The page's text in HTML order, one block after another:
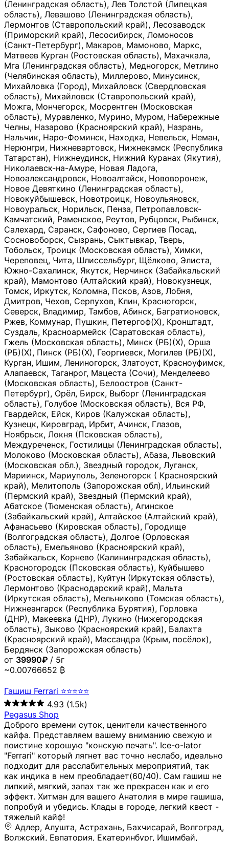
(Ленинградская область), Лев Толстой (Липецкая
область), Левашово (Ленинградская область),
Лермонтов (Ставропольский край), Лесозаводск
(Приморский край), Лесосибирск, Ломоносов
(Санкт-Петербург), Макаров, Мамоново, Маркс,
Матвеев Курган (Ростовская область), Махачкала,
Мга (Ленинградская область), Медногорск, Метлино
(Челябинская область), Миллерово, Минусинск,
Михайловка (Город), Михайловск (Свердловская
область), Михайловск (Ставропольский край),
Можга, Мончегорск, Мосрентген (Московская
область), Муравленко, Мурино, Муром, Набережные
Челны, Назарово (Красноярский край), Назрань,
Нальчик, Наро-Фоминск, Находка, Невельск, Неман,
Нерюнгри, Нижневартовск, Нижнекамск (Республика
Татарстан), Нижнеудинск, Нижний Куранах (Якутия),
Николаевск-на-Амуре, Новая Ладога,
Новоалександровск, Новоалтайск, Нововоронеж,
Новое Девяткино (Ленинградская область),
Новокуйбышевск, Новотроицк, Новоульяновск,
Новоуральск, Норильск, Пенза, Петропавловск-
Камчатский, Раменское, Реутов, Рубцовск, Рыбинск,
Салехард, Саранск, Сафоново, Сергиев Посад,
Сосновоборск, Сызрань, Сыктывкар, Тверь,
Тобольск, Троицк (Московская область), Химки,
Череповец, Чита, Шлиссельбург, Щёлково, Элиста,
Южно-Сахалинск, Якутск, Нерчинск (Забайкальский
край), Мамонтово (Алтайский край), Новокузнецк,
Томск, Иркутск, Коломна, Псков, Азов, Лобня,
Дмитров, Чехов, Серпухов, Клин, Красногорск,
Северск, Владимир, Тамбов, Абинск, Багратионовск,
Ржев, Коммунар, Пушкин, Петергоф(Х), Кронштадт,
Суздаль, Красноармейск (Саратовская область),
Гжель (Московская область), Минск (РБ)(Х), Орша
(РБ)(Х), Пинск (РБ)(Х), Георгиевск, Могилев (РБ)(Х),
Курган, Ишим, Лениногорск, Златоуст, Красноуфимск,
Алапаевск, Таганрог, Мацеста (Сочи), Менделеево
(Московская область), Белоостров (Санкт-
Петербург), Орёл, Бирск, Выборг (Ленинградская
область), Голубое (Московская область), Вся РФ,
Гвардейск, Ейск, Киров (Калужская область),
Кузнецк, Кировград, Ирбит, Ачинск, Глазов,
Ноябрьск, Локня (Псковская область),
Междуреченск, Гостилицы (Ленинградская область),
Молоково (Московская область), Абаза, Львовский
(Московская обл.), Звездный городок, Луганск,
Мариинск, Мариуполь, Зеленогорск ( Красноярский
край), Мелитополь (Запорожская обл), Ильинский
(Пермский край), Звездный (Пермский край),
Абатское (Тюменская область), Агинское
(Забайкальский край), Алтайское (Алтайский край),
Афанасьево (Кировская область), Городище
(Волгоградская область), Долгое (Орловская
область), Емельяново (Красноярский край),
Забайкальск, Корнево (Калининградская область),
Красногородск (Псковская область), Куйбышево
(Ростовская область), Куйтун (Иркутская область),
Лермонтово (Краснодарский край), Мальта
(Иркутская область), Мельниково (Томская область),
Нижнеангарск (Республика Бурятия), Горловка
(ДНР), Макеевка (ДНР), Лукино (Нижегородская
область), Зыково (Красноярский край), Балахта
(Красноярский край), Массандра (Крым, посёлок),
Бердянск (Запорожская область)
от 39990₽ / 5г
~0.00766652 ₿
Гашиш Ferrari ⭐⭐⭐⭐⭐
4.93 (1.5k)
Pegasus Shop
Доброго времени суток, ценители качественного
кайфа. Представляем вашему вниманию свежую и
поистине хорошую "конскую печать". Ice-o-lator
"Ferrari" который лягнет вас точно неслабо, идеально
подходит для расслабительных мероприятий, так
как индика в нем преобладает(60/40). Сам гашиш не
липкий, мягкий, запах так же прекрасен как и его
эффект. Хитман для вашего Анатолия в мире гашиша,
попробуй и убедись. Клады в городе, легкий квест -
тяжелый кайф!
Адлер, Алушта, Астрахань, Бахчисарай, Волгоград, Волжский, Евпатория, Екатеринбург, Ишимбай, Казань, Керчь, Копейск, Курск, Рыльск, Саки, Салават, Симферополь, Сочи, Старый Крым, Стерлитамак, Судак, Уфа, Феодосия, Хабаровск, Челябинск, Ялта, Джанкой, Новосибирск, Щёлкино, Санкт-Петербург, Мурманск, Сургут, Невинномысск, Черкесск, Усть-Лабинск, Геленджик, Ставрополь, Калуга, Елец, Лебедянь, Данков, Жуковский, Оренбург, Орск (Оренбургская область), Магнитогорск, Пермь, Зеленоград, Солнечногорск, Нижний Новгород, Лысково, Заволжье, Кстово, Балахна (Нижегородская область), Богородск, Бор (Нижегородская область), Саратов, Энгельс, Ижевск, Тюмень, Ростов-на-Дону, Шахты, Новочеркасск, Батайск, Аксай, Люберцы, Истра, Москва, Армавир, Краснодар, Магадан, Самара, Анапа, Славянск-на-Кубани, Чаплыгин, Липецк, Нижний Тагил, Орехово-Зуево, Усть-Джегута, Лянтор, Нефтеюганск, Пыть-Ях, Урень, Ветлуга, Шахунья, Новороссийск, Крымск, Тимашёвск, Тольятти, Воткинск, Звенигород, Руза, Можайск, Белгород, Воронеж, Соликамск, Нытва, Лысьва (Пермский край), Чусовой, Кунгур, Краснокамск, Миасс, Губаха, Тула, Новомосковск, Донской, Омск, Льгов, Мытищи, Королёв, Ивантеевка, Балашиха, Семилуки, Кудымкар, Старый Оскол, Оса (Пермский край), Одинцово (Московская область), Ханты-Мансийск, Лабинск, Темрюк, Курганинск, Белореченск (Краснодарский край), Алупкa, Губкин, Рязань, Калининград, Усть-Илимск, Фрязино, Минеральные Воды, Пятигорск, Кострома, Ярославль, Коркино, Верхняя Пышма, Подольск, Красноярск, Смоленск, Долгопрудный, Чебоксары, Калачинск, Канск, Киров (Кировская область), Вологда, Рославль, Владивосток, Обнинск, Балабаново (Калужская область), Малоярославец, Брянск, Видное, Ярцево, Вязьма, Гагарин, Приволжск, Фурманов, Чайковский, Кинешма, Горячий Ключ, Улан-Удэ, Туймазы, Дюртюли, Альметьевск, Нефтекамск, Хадыженск, Апшеронск, Майкоп, Уссурийск, Ульяновск, Гатчина, Луга (Ленинградская область), Надым, Ногинск, Электросталь, Железнодорожный (Московская область), Бутурлиновка, Кириллов, Краснознаменск (Калиниградская область), Мышкин, Томмот, Холм, Абакан, Абдулино, Агидель, Агрыз, Адыгейск, Азнакаево, Алатырь, Алдан, Алейск, Александров, Александровск, Алексеевка (Белгородская обл.), Алексин, Амурск, Анадырь, Ангарск, Андреаполь, Анжеро-Судженск, Анива, Апатиты, Арамиль, Ардон, Арзамас, Аркадак, Арсеньев, Артём, Артёмовский, Архангельск, Асбест, Асино, Аткарск, Ахтубинск, Аша, Бабаево (Вологодская область), Бавлы (Республика Татарстан), Байкальск, Бакал, Баксан, Балаклава, Балаково (Саратовская область), Балашов (Саратовская область), Балтийск, Барабинск, Барнаул, Барыш (Ульяновская область), Бежецк, Белая Калитва (Ростовская область), Белебей, Белогорск (Крым), Белозерск, Белокуриха, Беломорск, Белоозёрский (Московская область), Белорецк (Республика Башкортостан), Кызыл, Белоярский (Ханты-Мансийский АО), Бердск, Березники (Пермский край), Берёзовский (Кемеровская область), Берёзовский (Свердловская область), Беслан, Бийск, Бикин, Билибино, Биробиджан, Благовещенск (Амурская область), Благовещенск (Башкортостан), Бобров, Богородицк, Боготол, Богучар, Бокситогорск (Ленинградская область), Бологое (Тверская область), Болхов, Большой Камень (Приморский край), Борисоглебск (Воронежская область), Боровичи (Новгородская область), Боровск, Бородино, Братск, Бронницы (Московская область), Бугульма (Республика Татарстан), Бугуруслан (Оренбургская область), Буинск, Буй, Буйнакск, Валдай, Валуйки, Велиж, Великие Луки, Великий Новгород, Великий Устюг, Вельск, Венёв, Верещагино, Верхнеуральск, Верхний Уфалей, Верхняя Салда, Верхняя Тура, Весьегонск, Вилючинск, Вихоревка, Вичуга, Владикавказ, Волгодонск, Волгореченск, Володарск, Волосово, Волчанск, Вольск, Воркута, Ворсма, Всеволожск (Ленинградская область), Вуктыл, Выкса, Высоковск, Высоцк, Вытегра, Вышний Волочёк, Вяземский, Вязники, Вятские Поляны, Нея, Шилка, Гаврилов Посад, Гаврилов-Ям, Гай, Галич, Гдов, Голицыно, Горно-Алтайск, Горнозаводск, Горняк, Городец, Гороховец, Гремячинск, Грозный, Грязи, Грязовец, Губкинский, Гуково, Гулькевичи, Гурьевск (Калининградская область), Гурьевск (Кемеровская область), Гусев, Гусь-Хрустальный, Давлеканово, Далматово, Дальнегорск, Дегтярск, Дедовск, Демидов, Дербент, Десногорск, Дзержинск, Дзержинский (Московская область), Дивногорск, Димитровград, Дмитровск, Дно, Добрянка, Долинск, Домодедово, Донецк (ДНР), Дорогобуж, Дрезна, Дубна, Дудинка, Духовщина, Дятьково, Егорьевск, Елабуга, Елизово, Ельня (Будет изменено название), Емва, Енисейск, Ермолино, Ершов, Ессентуки, Ефремов, Железноводск, Железногорск (Красноярский край), Железногорск (Курская область), Железногорск-Илимский, Жигулёвск, Жиздра, Жирновск, Жуков, Жуковка, Заводоуковск, Заволжск, Задонск, Заинск, Заозёрный, Заозёрск, Западная Двина, Заполярный, Зарайск, Заречный (Пензенская область), Заречный (Свердловская область), Заринск, Звенигово, Зверево, Зеленогорск ( Ленинградская обл. ), Зеленоградск, Зеленодольск, Зеленокумск, Зерноград, Зима, Змеиногорск, Зубцов, Ивангород, Иваново, Ивдель, Избербаш, Изобильный, Иланский, Инза, Инкерман, Инта, Ипатово, Искитим, Йошкар-Ола, Кадников, Калач, Калач-на-Дону, Калининск, Калтан, Калязин, Камбарка, Каменка (Пензенская область), Каменногорск (Ленинградская область), Каменск-Уральский, Каменск-Шахтинский, Камень-на-Оби, Камешково, Камышин, Канаш, Кандалакша, Карабаново, Карабаш, Карачаевск, Каргат, Каргополь, Карпинск, Карталы, Касимов, Касли, Каспийск, Катав-Ивановск, Катайск, Качканар, Кашин, Кашира, Кемерово, Кемь, Кизел, Кизилюрт, Кизляр, Кимовск, Кимры, Кингисепп, Кинель, Киреевск, Киренск, Киржач, Кириши, Кирово-Чепецк, Кировск (Ленинградская область), Кировск (Мурманская область), Кирсанов, Киселёвск, Кисловодск, Климовск, Клинцы, Княгинино, Ковдор, Ковров, Когалым, Козельск, Козьмодемьянск, Кола, Кологрив, Колпашево, Колпино, Кольчугино, Комсомольск, Комсомольск-на-Амуре, Конаково, Кондопога, Кондрово, Константиновск, Кораблино, Кореновск, Корсаков, Коряжма, Костерёво, Костомукша, Котельники, Котельниково, Котельнич, Котлас, Котовск, Кохма, Красноармейск (Московская область), Краснозаводск, Краснознаменск (Московская область), Краснокаменск, Краснослободск (Волгоградская область), Краснотурьинск, Красноуральск, Красный Сулин, Кремёнки, Кропоткин, Кубинка, Кувшиново (Тверская область), Кудрово, Кулебаки, Кумертау, Курлово, Куровское, Куртамыш, Курчатов, Куса, Кушва, Кыштым, Лабытнанги, Лагань, Лаишево (Республика Татарстан), Лакинск, Лангепас, Лахденпохья, Ленинск-Кузнецкий, Ленск (Республика Саха), Лермонтов (Ставропольский край), Лесозаводск (Приморский край), Лесосибирск, Ливны (Орловская область), Ликино-Дулёво, Липки (Тульская область), Лиски (Воронежская область), Лихославль, Лодейное Поле, Ломоносов (Санкт-Петербург), Лосино-Петровский, Лукоянов, Луховицы, Лыткарино, Любань (Ленинградская область), Любим, Людиново, Магас, Майский, Макаров, Малая Вишера, Малгобек, Мамадыш, Мамоново, Мантурово, Маркс, Махачкала, Мглин, Мегион, Медвежьегорск, Медногорск, Медынь, Меленки, Мелеуз, Менделеевск, Мещовск, Микунь, Миллерово, Минусинск, Миньяр, Мирный (Архангельская область), Мирный (Якутия), Михайловка (Город), Михайловск (Свердловская область), Михайловск (Ставропольский край), Могоча, Можга, Моздок, Мончегорск, Морозовск, Моршанск, Мосальск, Муравленко, Мурино, Муром, Мценск, Мыски, Набережные Челны, Навашино (Нижегородская область), Назарово (Красноярский край), Назрань, Нальчик, Наро-Фоминск, Нарткала, Нарьян-Мар, Находка, Невель (Псковская область), Невельск, Невьянск, Нелидово (Тверская область), Неман, Нерехта (Костромская область), Нерюнгри, Нестеров, Нефтегорск (Самарская область), Нефтекумск, Нижневартовск, Нижнекамск (Республика Татарстан), Нижнеудинск, Нижние Серги, Нижний Ломов, Нижняя Тура, Николаевск-на-Амуре, Никольск (Вологодская область), Никольск (Пензенская область), Новая Ладога, Новая Ляля, Новоалександровск, Новоалтайск, Нововоронеж, Новодвинск, Новозыбков, Новокубанск, Новокуйбышевск, Новомичуринск, Новопавловск, Новоржев, Новосокольники, Новотроицк, Новоульяновск, Новоуральск, Новохопёрск, Новочебоксарск, Новошахтинск, Новый Оскол, Новый Уренгой, Норильск, Нурлат, Нягань, Нязепетровск, Няндома, Облучье, Обоянь, Озёрск (Калининградская область), Озёрск (Челябинская область), Озёры, Октябрьск (Самарская область), Октябрьский (Башкортостан), Окуловка (Новгородская область), Оленегорск, Олонец, Онега, Опочка, Осинники, Осташков, Остров, Острогожск, Отрадный, Оха, Павлово, Павловск (Воронежская область), Павловск (Санкт-Петербург), Павловский Посад, Партизанск, Певек, Пенза, Первоуральск, Перевоз, Пересвет, Переславль-Залесский, Пестово (Новгородская область), Петрозаводск, Петропавловск-Камчатский, Печоры, Пикалёво, Пионерский, Питкяранта, Плавск, Плёс, Подпорожье, Покачи, Покров, Покровск, Полесск, Полысаево, Полярные Зори, Полярный, Поронайск, Порхов, Похвистнево, Почеп, Починок, Пошехонье, Правдинск, Приморск (Калининградская область), Приморско-Ахтарск, Приозерск, Прокопьевск, Протвино, Прохладный, Пугачёв, Пудож, Пустошка, Пушкино, Пущино, Пыталово, Радужный (Владимирская область), Радужный (Ханты-Мансийский АО), Райчихинск, Раменское, Рассказово, Ревда, Реж, Реутов, Родники, Россошь, Ростов (Ярославская обл.), Рошаль, Ртищево, Рубцовск, Рузаевка, Рыбинск, Рыбное, Ряжск, Салехард, Сальск, Саранск, Сарапул, Саров, Сасово, Сатка, Сафоново, Саяногорск, Саянск, Светлогорск, Светлоград, Светлый, Светогорск (Ленинградская область), Свободный, Себеж, Северобайкальск, Северодвинск, Североуральск, Сегежа, Семикаракорск, Сенгилей, Серафимович, Сергач, Сергиев Посад, Сердобск, Сертолово (Ленинградская область), Сестрорецк (Ленинградская область), Сибай, Скопин, Славгород, Сланцы, Слободской, Слюдянка, Собинка, Советск (Кировская область), Советск (Калининградская область), Советск (Тульская область), Советская Гавань, Советский (Ханты-Мансийский АО), Сокол (Вологодская область), Солигалич, Соль-Илецк, Сольцы, Сортавала, Сосенский, Сосновоборск, Сосновый Бор (Ленинградская область), Сосногорск, Спас-Клепики, Спасск-Рязанский, С